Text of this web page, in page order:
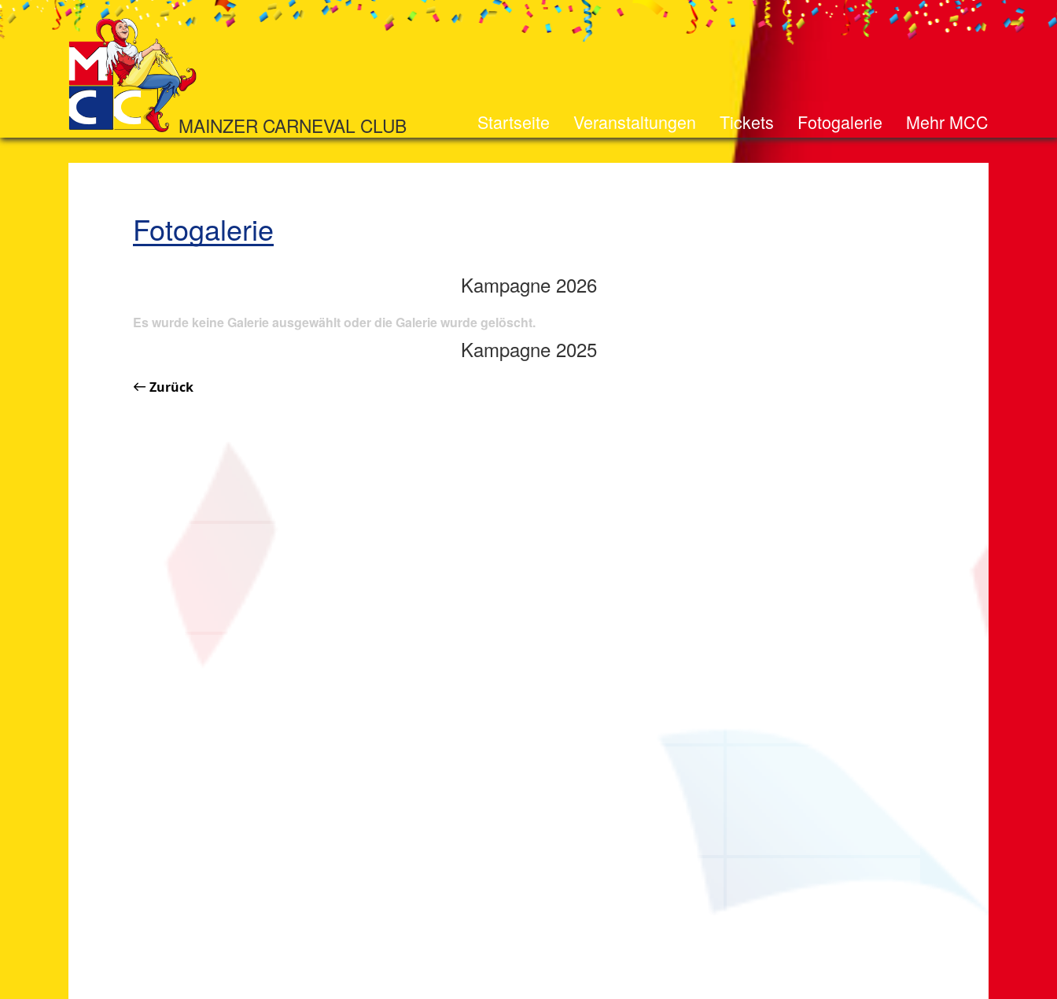
MAINZER CARNEVAL CLUB Startseite Veranstaltungen Tickets Fotogalerie Mehr MCC
Fotogalerie
Kampagne 2026
Es wurde keine Galerie ausgewählt oder die Galerie wurde gelöscht.
Kampagne 2025
Zurück